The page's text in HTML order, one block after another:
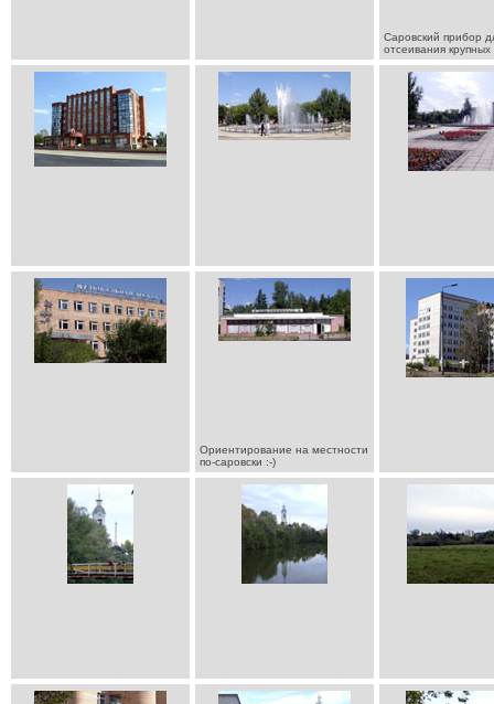
Саровский прибор
отсеивания
Ориентирование на местности
по-саровски :-)